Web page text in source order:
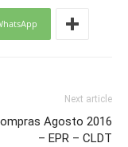
Next article
Agosto 2016
– EPR – CLDT